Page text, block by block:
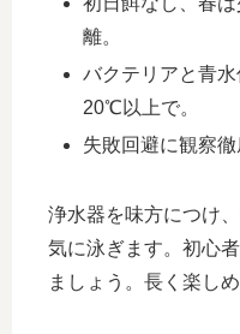
離。
バクテリアと青
20℃以上で。
失敗回避に観察徹
浄水器を味方につけ
気に泳ぎます。初心
ましょう。長く楽しめ